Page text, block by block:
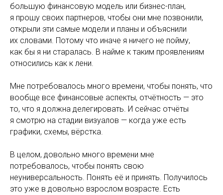
большую финансовую модель или бизнес-план,
я прошу своих партнеров, чтобы они мне позвонили,
открыли эти самые модели и планы и объяснили
их словами. Потому что иначе я ничего не пойму,
как бы я ни старалась. В найме к таким проявлениям
относились как к лени.
Мне потребовалось много времени, чтобы понять, что
вообще все финансовые аспекты, отчётность — это
то, что я должна делегировать. И сейчас отчёты
я смотрю на стадии визуалов — когда уже есть
графики, схемы, вёрстка.
В целом, довольно много времени мне
потребовалось, чтобы понять свою
неуниверсальность. Понять её и принять. Получилось
это уже в довольно взрослом возрасте. Есть